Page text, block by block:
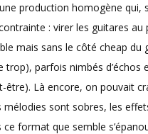
production homogène
: virer les guitares
mais sans le côté cheap du
trop), parfois nimbés
être). Là encore, on pouvait
sont sobres, les
ce format que semble